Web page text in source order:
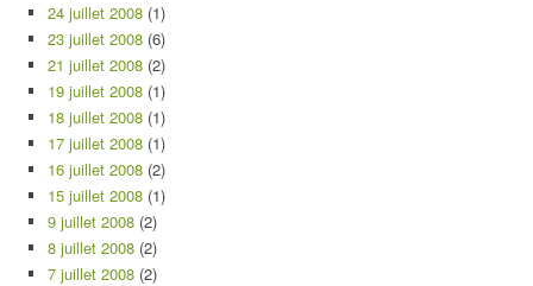
24 juillet 2008 (1)
23 juillet 2008 (6)
21 juillet 2008 (2)
19 juillet 2008 (1)
18 juillet 2008 (1)
17 juillet 2008 (1)
16 juillet 2008 (2)
15 juillet 2008 (1)
9 juillet 2008 (2)
8 juillet 2008 (2)
7 juillet 2008 (2)